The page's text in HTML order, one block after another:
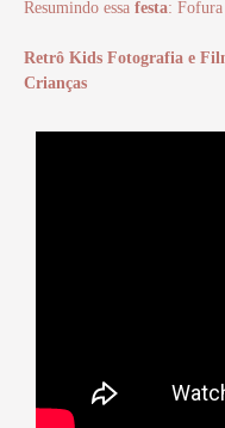
Resumindo essa festa: Fofura
Retrô Kids Fotografia e
Crianças